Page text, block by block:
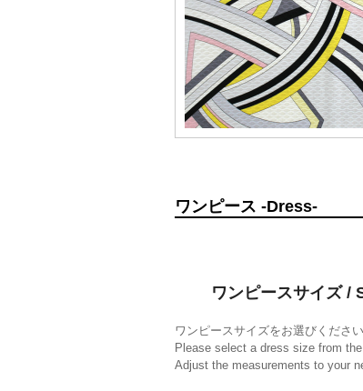
ワンピース -Dress-
ワンピースサイズ /
ワンピースサイズをお選びくださ
Please select a dress size from
Adjust the measurements to your